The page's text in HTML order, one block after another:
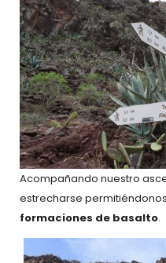
Acompañando nuestro
estrecharse
formaciones de basalto.